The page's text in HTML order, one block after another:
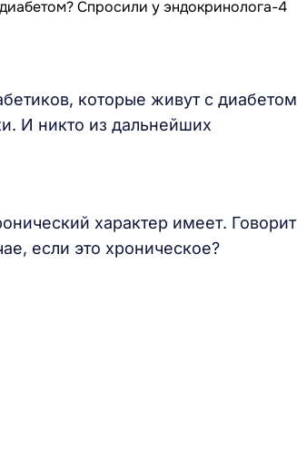
которые живут с диабетом
И никто из дальнейших
характер имеет.
если это хроническое?